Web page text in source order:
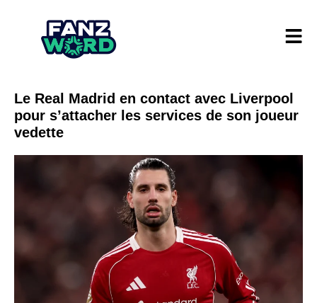
Le Real Madrid en contact avec Liverpool
pour s’attacher les services de son joueur
vedette